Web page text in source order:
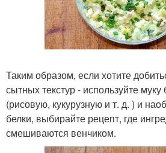
Таким образом, если хотите
сытных текстур - используйте муку
(рисовую, кукурузную и т. д. ) и
белки, выбирайте рецепт, где
смешиваются венчиком.